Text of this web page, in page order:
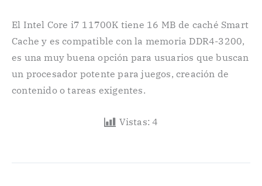
El Intel Core i7 11700K tiene 16 MB de caché Smart
Cache y es compatible con la memoria DDR4-3200,
es una muy buena opción para usuarios que buscan
un procesador potente para juegos, creación de
contenido o tareas exigentes.
Vistas: 4